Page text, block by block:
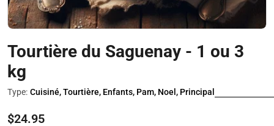
Tourtière du Saguenay - 1 ou 3
kg
Type: Cuisiné, Tourtière, Enfants, Pam, Noel, Principal
Prix
$24.95